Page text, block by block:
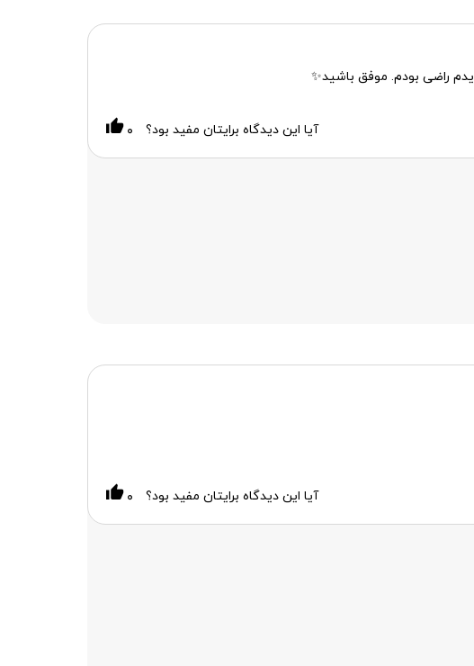
راضی بودم. موفق باشید✨
آیا این دیدگاه برایتان مفید بود؟ ۰
آیا این دیدگاه برایتان مفید بود؟ ۰